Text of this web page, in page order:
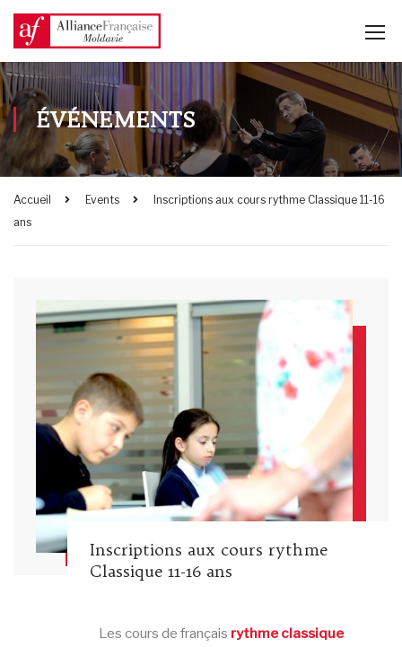
ÉVÉNEMENTS
Accueil Events
Inscriptions aux cours rythme Classique 11-16
ans
Inscriptions aux cours rythme
Classique 11-16 ans
Les cours de français rythme classique